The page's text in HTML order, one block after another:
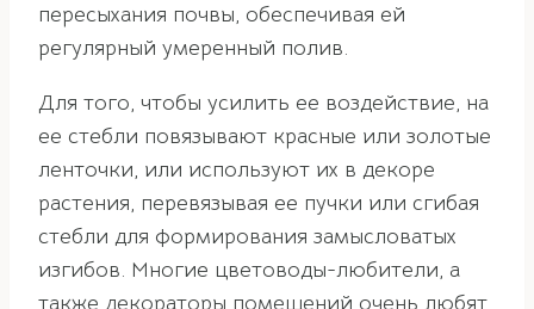
пересыхания почвы, обеспечивая ей
регулярный умеренный полив.
Для того, чтобы усилить ее воздействие, на
ее стебли повязывают красные или золотые
ленточки, или используют их в декоре
растения, перевязывая ее пучки или сгибая
стебли для формирования замысловатых
изгибов. Многие цветоводы-любители, а
также декораторы помещений очень любят